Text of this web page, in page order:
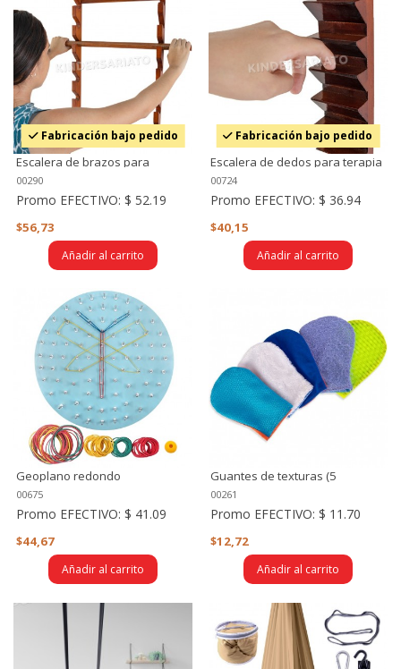
Fabricación bajo pedido
Escalera de brazos para
terapia
00290
Promo EFECTIVO: $ 52.19
$56,73
Añadir al carrito
Fabricación bajo pedido
Escalera de dedos para terapia
00724
Promo EFECTIVO:$ 36.94
$40,15
Añadir al carrito
Geoplano redondo
00675
Promo EFECTIVO: $ 41.09
$44,67
Añadir al carrito
Guantes de texturas (5
texturas)
00261
Promo EFECTIVO:$ 11.70
$12,72
Añadir al carrito